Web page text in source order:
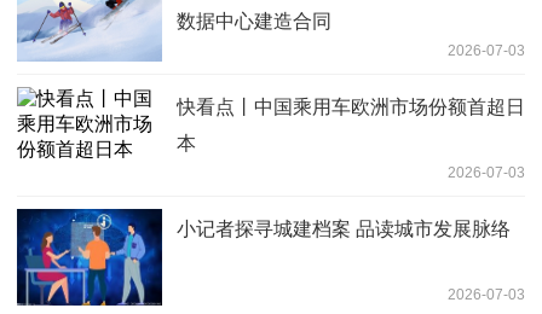
数据中心建造合同
2026-07-03
快看点丨中国乘用车欧洲市场份额首超日
本
2026-07-03
小记者探寻城建档案 品读城市发展脉络
2026-07-03